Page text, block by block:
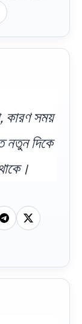
কারণ সময়
নতুন দিকে